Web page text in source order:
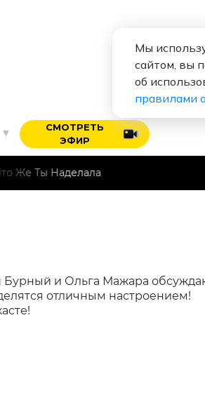
СМОТРЕТЬ
ЭФИР
Наделала
и Ольга Мажара
отличным настроением!
Мы
сайтом, вы
об
правилами